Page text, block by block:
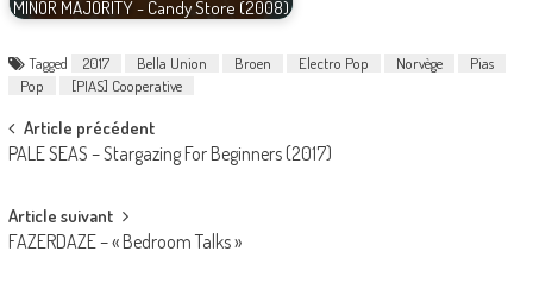
MINOR MAJORITY - Candy Store (2008)
Tagged 2017 Bella Union Broen Electro Pop Norvège
Pias
Pop
[PIAS] Cooperative
Post
navigation
Article précédent
PALE SEAS – Stargazing For Beginners (2017)
Article suivant
FAZERDAZE – « Bedroom Talks »